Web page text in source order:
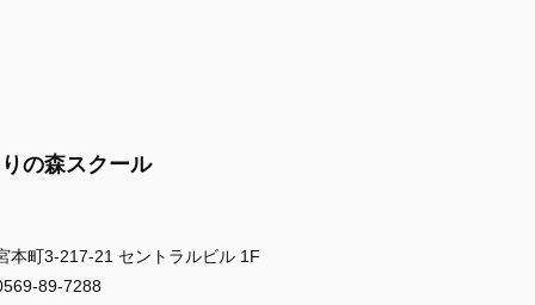
の森スクール
本町3-217-21 セントラルビル 1F
89-7288